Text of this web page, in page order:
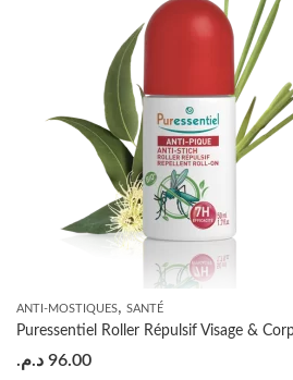
ANTI-MOSTIQUES, SANTÉ
Puressentiel Roller Répulsif Visage &
96.00 د.م.